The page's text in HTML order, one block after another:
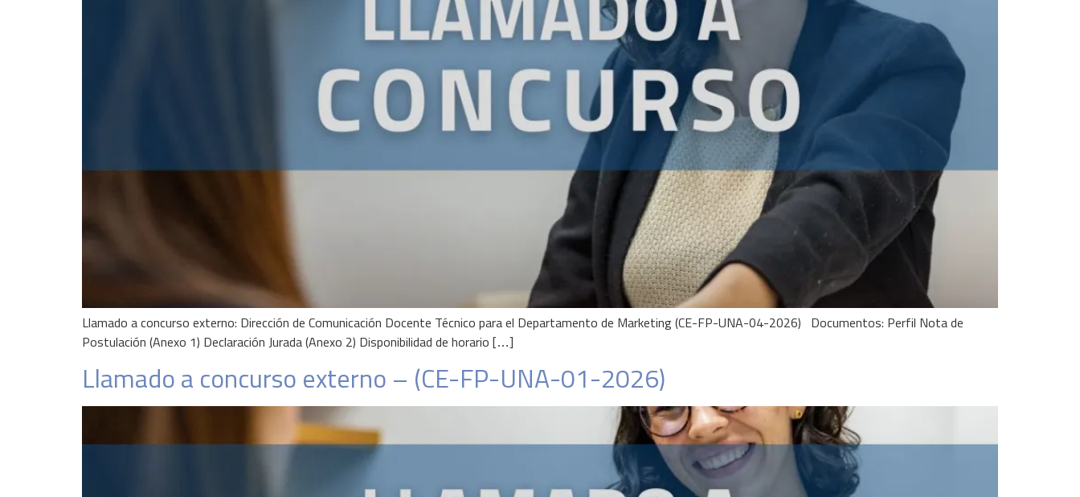
Llamado a concurso externo: Dirección de Comunicación Docente Técnico para el Departamento de Marketing (CE-FP-UNA-04-2026) Documentos: Perfil Nota de
Postulación (Anexo 1) Declaración Jurada (Anexo 2) Disponibilidad de horario […]
Llamado a concurso externo – (CE-FP-UNA-01-2026)